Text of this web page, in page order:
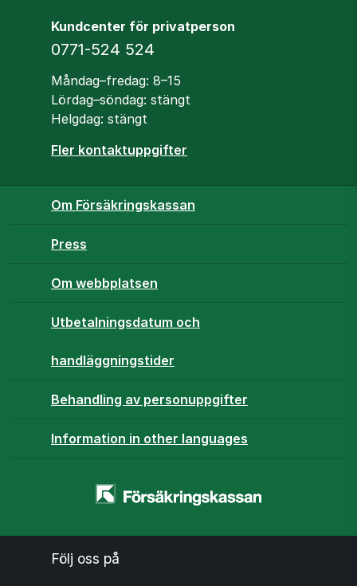
Kundcenter för privatperson
Telefon
0771-524 524
Öppettider
Måndag–fredag: 8–15
Lördag–söndag: stängt
Helgdag: stängt
Fler kontaktuppgifter
Om Försäkringskassan
Press
Om webbplatsen
Utbetalningsdatum och
handläggningstider
Behandling av personuppgifter
Information in other languages
Startsidan
Följ oss på